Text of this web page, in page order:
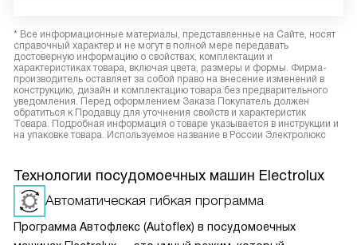
* Все информационные материалы, представленные на Сайте, носят
справочный характер и не могут в полной мере передавать
достоверную информацию о свойствах, комплектации и
характеристиках товара, включая цвета, размеры и формы. Фирма-
производитель оставляет за собой право на внесение изменений в
конструкцию, дизайн и комплектацию товара без предварительного
уведомления. Перед оформлением Заказа Покупатель должен
обратиться к Продавцу для уточнения свойств и характеристик
Товара. Подробная информация о товаре указывается в инструкции и
на упаковке товара. Используемое название в России Электролюкс
Технологии посудомоечных машин Electrolux
Автоматическая гибкая программа
Программа Автофлекс (Autoflex) в посудомоечных